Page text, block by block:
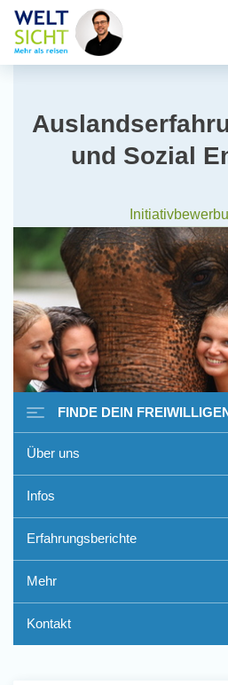
und Sozial
-
FINDE DEIN
Über uns
Infos
Erfahrungsberichte
Mehr
Kontakt